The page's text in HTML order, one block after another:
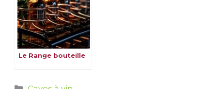
Le Range bouteille
Catégories